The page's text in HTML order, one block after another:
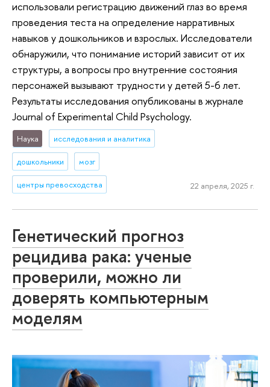
использовали регистрацию движений глаз во время
проведения теста на определение нарративных
навыков у дошкольников и взрослых. Исследователи
обнаружили, что понимание историй зависит от их
структуры, а вопросы про внутренние состояния
персонажей вызывают трудности у детей 5-6 лет.
Результаты исследования опубликованы в журнале
Journal of Experimental Child Psychology.
Наука исследования и аналитика
дошкольники мозг
центры превосходства 22 апреля, 2025 г.
Генетический прогноз
рецидива рака: ученые
проверили, можно ли
доверять компьютерным
моделям